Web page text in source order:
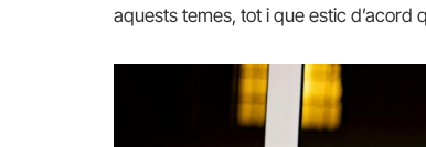
aquests temes, tot i que estic d’acord